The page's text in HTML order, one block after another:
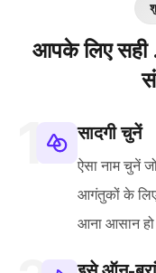
आपके लिए
सादगी चुनें
ऐसा नाम चुनें
आगंतुकों के
आना आसान